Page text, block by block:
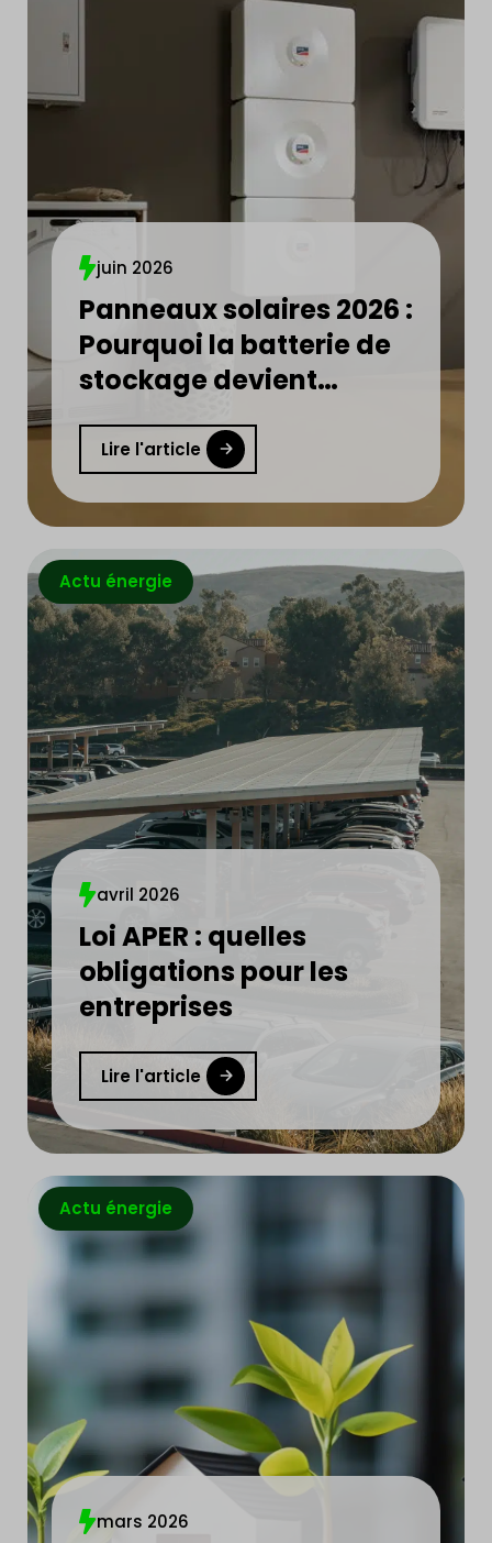
juin 2026
Panneaux solaires 2026 :
Pourquoi la batterie de
stockage devient
indispensable ?
Lire l'article
Actu énergie
avril 2026
Loi APER : quelles
obligations pour les
entreprises
Lire l'article
Actu énergie
mars 2026